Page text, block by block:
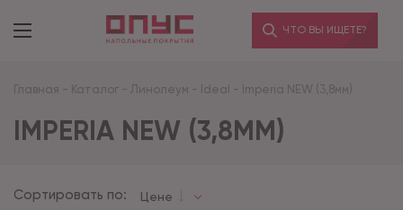
ЧТО ВЫ ИЩЕТЕ?
Главная - Каталог - Линолеум - Ideal - Imperia NEW (3,8мм)
IMPERIA NEW (3,8ММ)
Сортировать по: Цене